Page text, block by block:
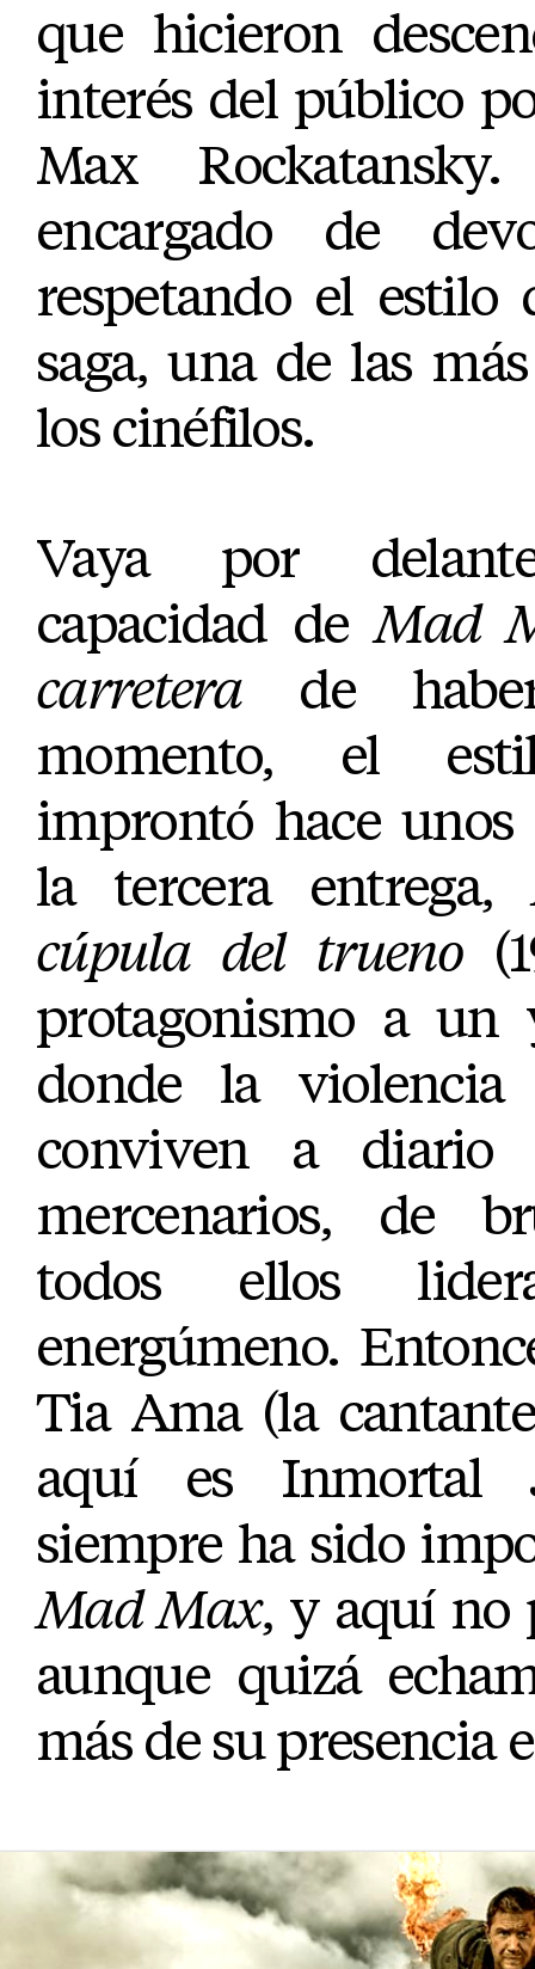
que hicieron
interés del público
Max
encargado de
respetando el estilo
saga, una de las
los cinéfilos.
Vaya por
capacidad deMad
carreterade
momento, el
improntó hace unos
la tercera entrega,
cúpula del trueno
protagonismo a un
donde la
conviven a diario
mercenarios, de
todos ellos
energúmeno.
Tia Ama (la
aquí es Inmortal
siempre ha sido
Mad Max, y aquí no
aunque quizá
más de su presencia